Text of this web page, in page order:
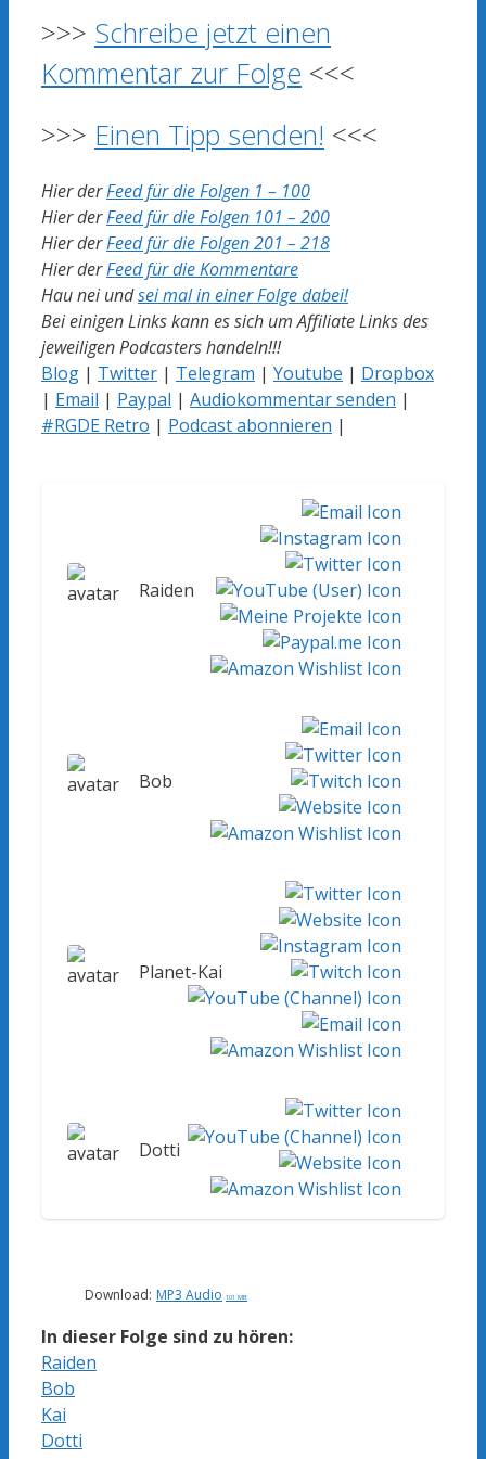
>>> Schreibe jetzt einen
Kommentar zur Folge <<<
>>> Einen Tipp senden! <<<
Hier derFeed für die Folgen 1 – 100
Hier derFeed für die Folgen 101 – 200
Hier derFeed für die Folgen 201 – 218
Hier derFeed für die Kommentare
Hau nei undsei mal in einer Folge dabei!
Bei einigen Links kann es sich um Affiliate Links des
jeweiligen Podcasters handeln!!!
Blog | Twitter | Telegram | Youtube | Dropbox
| Email | Paypal | Audiokommentar senden |
#RGDE Retro | Podcast abonnieren |
Raiden
Bob
Planet-Kai
Dotti
Download: MP3 Audio 101 MB
In dieser Folge sind zu hören:
Raiden
Bob
Kai
Dotti